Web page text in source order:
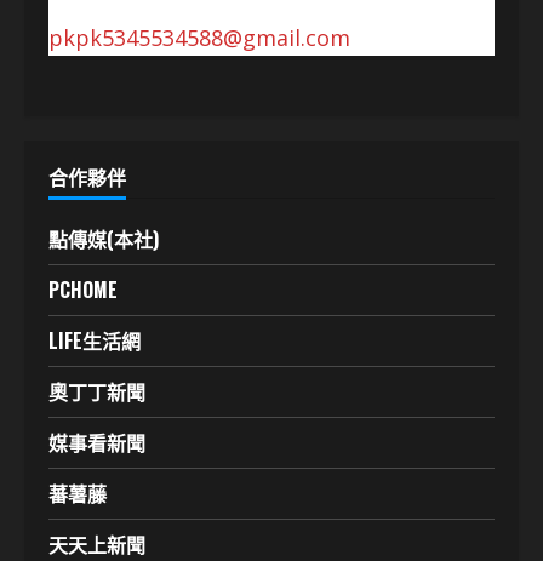
pkpk5345534588@gmail.com
合作夥伴
點傳媒(本社)
PCHOME
LIFE生活網
奧丁丁新聞
媒事看新聞
蕃薯藤
天天上新聞